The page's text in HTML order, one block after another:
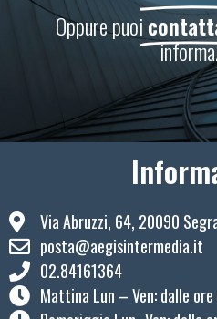
Oppure puoi
Via Abruzzi, 64, 20090
posta@aegisintermedia.it
02.84161364
Mattina Lun – Ven: ​dalle